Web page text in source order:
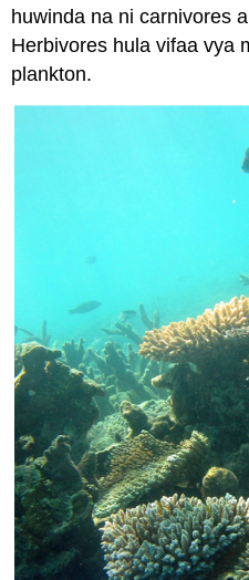
huwinda na ni carnivores
Herbivores hula vifaa vya
plankton.